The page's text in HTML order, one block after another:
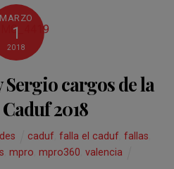
tt
er
er
es
t
p
p
tir
MARZO
1
2018
cargos de la
2018
caduf ,falla el caduf ,fallas
,mpro ,mpro360 ,valencia